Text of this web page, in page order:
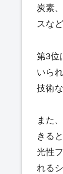
炭素
スな
第3位
いら
技術
また
きる
光性
れる